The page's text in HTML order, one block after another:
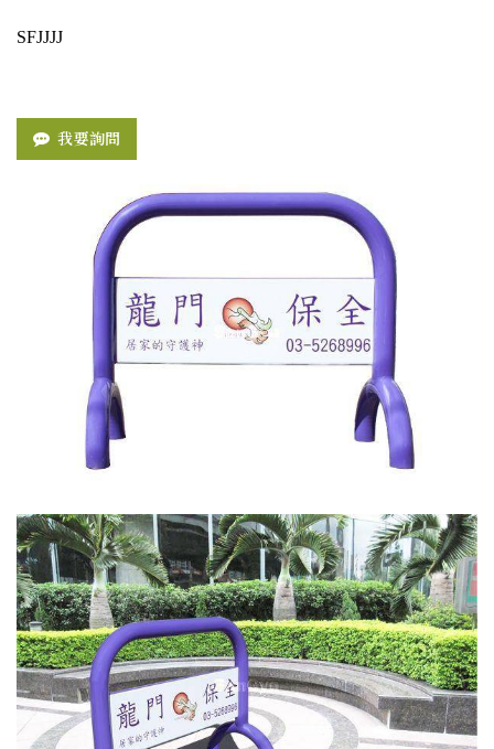
SFJJJJ
我要詢問